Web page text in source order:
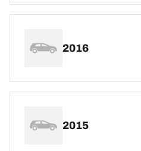
2016
2015